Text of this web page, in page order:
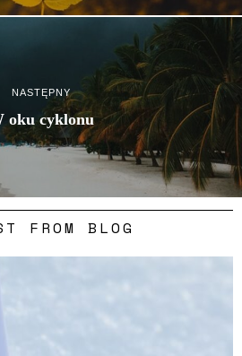
NASTĘPNY
oku cyklonu
FROM BLOG